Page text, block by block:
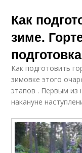
Как
зиме.
Как подготовить
зимовке этого
этапов . Первым из
накануне